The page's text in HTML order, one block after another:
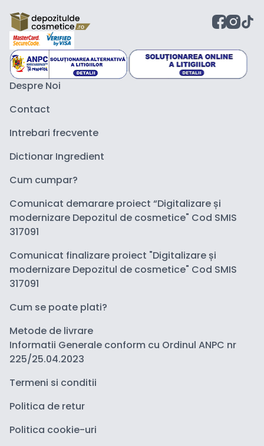
Despre Noi
Contact
Intrebari frecvente
Dictionar Ingredient
Cum cumpar?
Comunicat demarare proiect “Digitalizare și
modernizare Depozitul de cosmetice" Cod SMIS
317091
Comunicat finalizare proiect "Digitalizare și
modernizare Depozitul de cosmetice" Cod SMIS
317091
Cum se poate plati?
Metode de livrare
Informatii Generale conform cu Ordinul ANPC nr
225/25.04.2023
Termeni si conditii
Politica de retur
Politica cookie-uri